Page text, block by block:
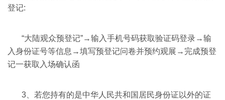
登记:
“大陆观众预登记”→输入手机号码获取验证码登录→输
入身份证号等信息→填写预登记问卷并预约观展→完成预登
记一获取入场确认函
3
若您持有的是中华人民共和国居民身份证以外的证